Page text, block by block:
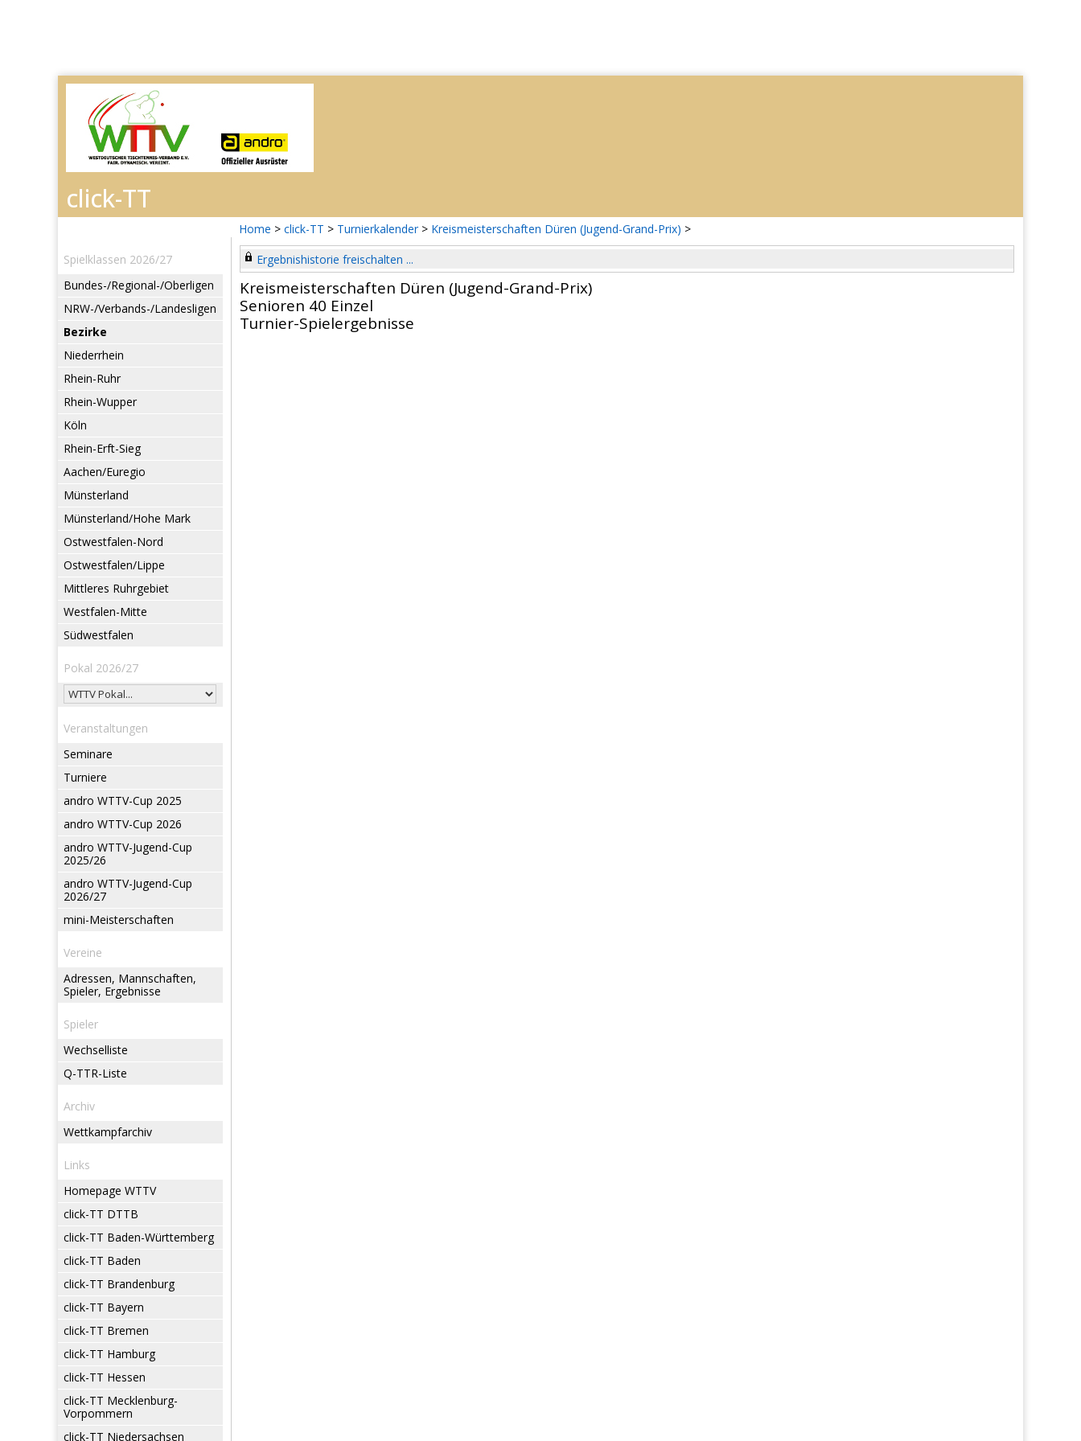
Home > click-TT > Turnierkalender > Kreismeisterschaften Düren (Jugend-Grand-Prix) >
Spielklassen 2026/27
Bundes-/Regional-/Oberligen
NRW-/Verbands-/Landesligen
Bezirke
Niederrhein
Rhein-Ruhr
Rhein-Wupper
Köln
Rhein-Erft-Sieg
Aachen/Euregio
Münsterland
Münsterland/Hohe Mark
Ostwestfalen-Nord
Ostwestfalen/Lippe
Mittleres Ruhrgebiet
Westfalen-Mitte
Südwestfalen
Pokal 2026/27
Veranstaltungen
Seminare
Turniere
andro WTTV-Cup 2025
andro WTTV-Cup 2026
andro WTTV-Jugend-Cup
2025/26
andro WTTV-Jugend-Cup
2026/27
mini-Meisterschaften
Vereine
Adressen, Mannschaften,
Spieler, Ergebnisse
Spieler
Wechselliste
Q-TTR-Liste
Archiv
Wettkampfarchiv
Links
Homepage WTTV
click-TT DTTB
click-TT Baden-Württemberg
click-TT Baden
click-TT Brandenburg
click-TT Bayern
click-TT Bremen
click-TT Hamburg
click-TT Hessen
click-TT Mecklenburg-
Vorpommern
click-TT Niedersachsen
Ergebnishistorie freischalten ...
Kreismeisterschaften Düren (Jugend-Grand-Prix)
Senioren 40 Einzel
Turnier-Spielergebnisse